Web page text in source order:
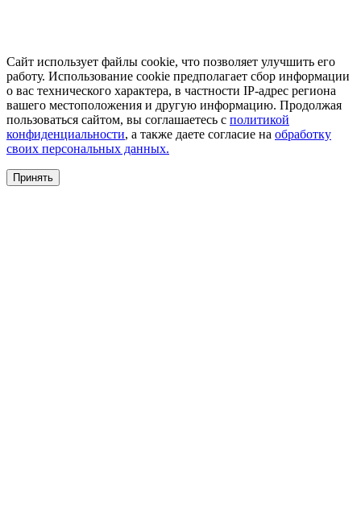
Сайт использует файлы cookie, что позволяет улучшить его
работу. Использование cookie предполагает сбор информации
о вас технического характера, в частности IP-адрес региона
вашего местоположения и другую информацию. Продолжая
пользоваться сайтом, вы соглашаетесь с политикой
конфиденциальности, а также даете согласие на обработку
своих персональных данных.
Принять